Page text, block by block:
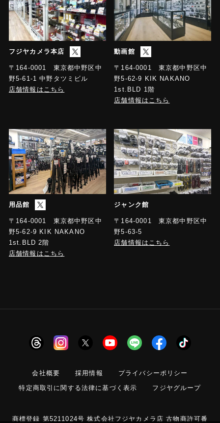
フジヤカメラ本店
〒164-0001 東京都中野区中
野5-61-1 中野タツミビル
店舗情報はこちら
動画館
〒164-0001 東京都中野区中
野5-62-9 KIK NAKANO
1st.BLD 1階
店舗情報はこちら
用品館
〒164-0001 東京都中野区中
野5-62-9 KIK NAKANO
1st.BLD 2階
店舗情報はこちら
ジャンク館
〒164-0001 東京都中野区中
野5-63-5
店舗情報はこちら
会社概要 採用情報
プライバシーポリシー
特定商取引に関する法律に基づく表示
フジヤグループ
商標登録 第5211024号 株式会社フジヤカメラ店 古物商許可番